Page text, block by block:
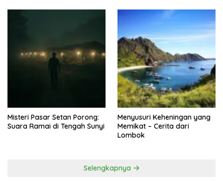
Misteri Pasar Setan Porong:
Suara Ramai di Tengah Sunyi
Menyusuri Keheningan yang
Memikat – Cerita dari
Lombok
Selengkapnya